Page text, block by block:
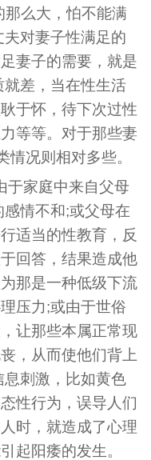
那么大，怕不能满
对妻子性满足的
妻子的需要，就是
差，当在性生活
于怀，待下次过性
等等。对于那些妻
情况则相对多些。
于家庭中来自父母
情不和;或父母在
适当的性教育，反
回答，结果造成他
那是一种低级下流
压力;或由于世俗
让那些本属正常现
，从而使他们背上
刺激，比如黄色
性行为，误导人们
时，就造成了心理
起阳痿的发生。